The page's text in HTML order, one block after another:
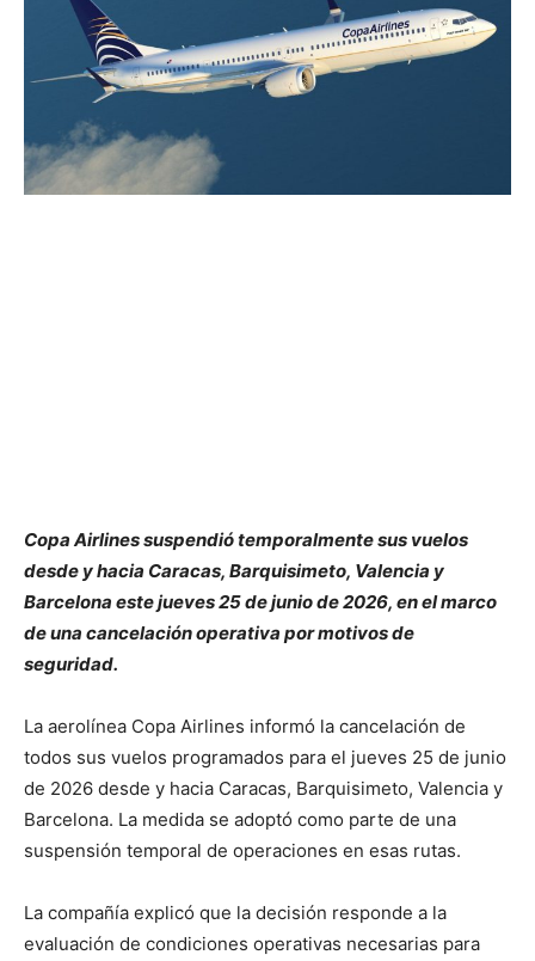
Copa Airlines suspendió temporalmente sus vuelos
desde y hacia Caracas, Barquisimeto, Valencia y
Barcelona este jueves 25 de junio de 2026, en el marco
de una cancelación operativa por motivos de
seguridad.
La aerolínea Copa Airlines informó la cancelación de
todos sus vuelos programados para el jueves 25 de junio
de 2026 desde y hacia Caracas, Barquisimeto, Valencia y
Barcelona. La medida se adoptó como parte de una
suspensión temporal de operaciones en esas rutas.
La compañía explicó que la decisión responde a la
evaluación de condiciones operativas necesarias para